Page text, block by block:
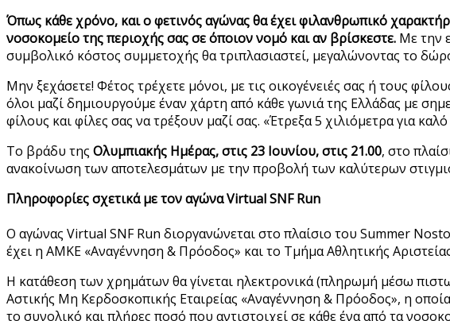
Όπως κάθε χρόνο, και ο φετινός αγώνας θα έχει φιλανθρωπικό
νοσοκομείο της περιοχής σας σε όποιον νομό και αν βρίσκεστε. Με την
συμβολικό κόστος συμμετοχής θα τριπλασιαστεί, μεγαλώνοντας το
Μην ξεχάσετε! Φέτος τρέχετε μόνοι, με τις οικογένειές σας ή τους
όλοι μαζί δημιουργούμε έναν χάρτη από κάθε γωνιά της Ελλάδας με
φίλους και φίλες σας να τρέξουν μαζί σας. «Έτρεξα 5 χιλιόμετρα για
Το βράδυ της Ολυμπιακής Ημέρας, στις 23 Ιουνίου, στις 21.00, στο
ανακοίνωση των αποτελεσμάτων με την προβολή των καλύτερων
Πληροφορίες σχετικά με τον αγώνα Virtual SNF Run
O αγώνας Virtual SNF Run διοργανώνεται στο πλαίσιο του Summer
έχει η ΑMKE «Αναγέννηση & Πρόοδος» και το Τμήμα Αθλητικής
Η κατάθεση των χρημάτων θα γίνεται ηλεκτρονικά (πληρωμή μέσω
Αστικής Μη Κερδοσκοπικής Εταιρείας «Αναγέννηση & Πρόοδος», η
το συνολικό και πλήρες ποσό που αντιστοιχεί σε κάθε ένα από τα